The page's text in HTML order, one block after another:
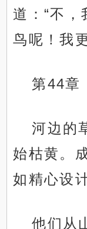
道：“不，
鸟呢！我
第44章
河边的
始枯黄。
如精心设
他们从